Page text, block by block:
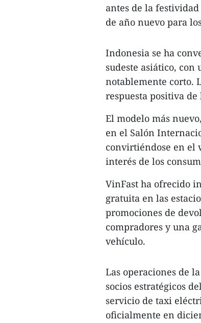
antes de la
de año nuevo para
Indonesia se ha
sudeste asiático,
notablemente corto.
respuesta positiva
El modelo más
en el Salón
convirtiéndose en el
interés de los
VinFast ha ofrecido
gratuita en las
promociones de
compradores y una
vehículo.
Las operaciones de
socios estratégicos
servicio de taxi
oficialmente en